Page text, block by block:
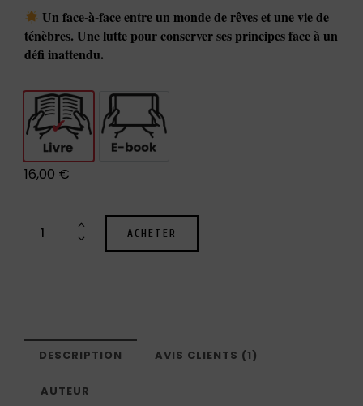
Un face-à-face entre un monde de rêves et une vie de
ténèbres. Une lutte pour conserver ses principes face à un
défi inattendu.
Livre E-book
16,00 €
ACHETER
DESCRIPTION AVIS CLIENTS (1)
AUTEUR